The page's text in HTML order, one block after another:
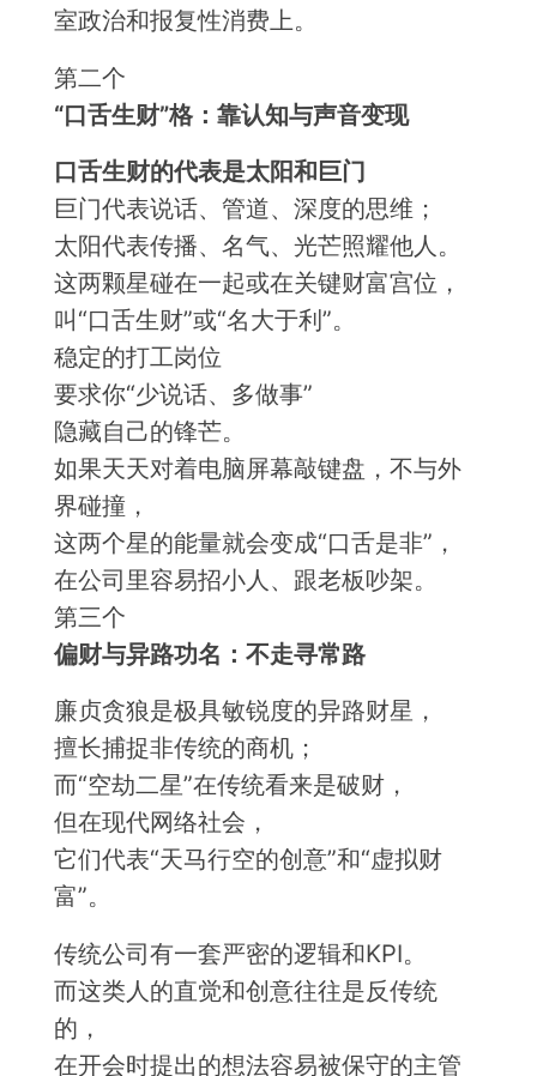
室政治和报复性消费上。
第二个
“口舌生财”格：靠认知与声音变现
口舌生财的代表是太阳和巨门
巨门代表说话、管道、深度的思维；
太阳代表传播、名气、光芒照耀他人。
这两颗星碰在一起或在关键财富宫位，
叫“口舌生财”或“名大于利”。
稳定的打工岗位
要求你“少说话、多做事”
隐藏自己的锋芒。
如果天天对着电脑屏幕敲键盘，不与外
界碰撞，
这两个星的能量就会变成“口舌是非”，
在公司里容易招小人、跟老板吵架。
第三个
偏财与异路功名：不走寻常路
廉贞贪狼是极具敏锐度的异路财星，
擅长捕捉非传统的商机；
而“空劫二星”在传统看来是破财，
但在现代网络社会，
它们代表“天马行空的创意”和“虚拟财
富”。
传统公司有一套严密的逻辑和KPI。
而这类人的直觉和创意往往是反传统
的，
在开会时提出的想法容易被保守的主管